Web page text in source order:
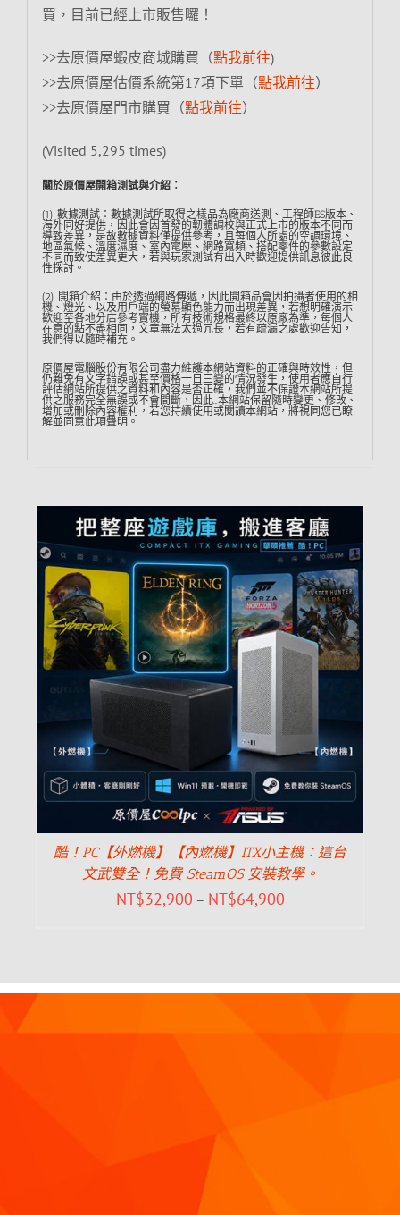
買，目前已經上市販售囉！
>>去原價屋蝦皮商城購買（點我前往)
>>去原價屋估價系統第17項下單（點我前往）
>>去原價屋門市購買（點我前往）
(Visited 5,295 times)
關於原價屋開箱測試與介紹︰
(1) 數據測試：數據測試所取得之樣品為廠商送測、工程師ES版本、
海外同好提供，因此會因首發的韌體調校與正式上市的版本不同而
導致差異，是故數據資料僅提供參考，且每個人所處的空調環境、
地區氣候、溫度濕度、室內電壓、網路寬頻、搭配零件的參數設定
不同而致使差異更大，若與玩家測試有出入時歡迎提供訊息彼此良
性探討。
(2) 開箱介紹：由於透過網路傳遞，因此開箱品會因拍攝者使用的相
機、燈光、以及用戶端的螢幕顯色能力而出現差異，若想明確演示
歡迎至各地分店參考實機，所有技術規格最終以原廠為準，每個人
在意的點不盡相同，文章無法太過冗長，若有疏漏之處歡迎告知，
我們得以隨時補充。
原價屋電腦股份有限公司盡力維護本網站資料的正確與時效性，但
仍難免有文字錯誤或甚至價格一日三變的情況發生，使用者應自行
評估網站所提供之資料和內容是否正確，我們並不保證本網站所提
供之服務完全無誤或不會間斷，因此…本網站保留隨時變更、修改、
增加或刪除內容權利，若您持續使用或閱讀本網站，將視同您已瞭
解並同意此項聲明。
酷！PC【外燃機】【內燃機】ITX小主機：這台
文武雙全！免費 SteamOS 安裝教學。
NT$32,900 – NT$64,900